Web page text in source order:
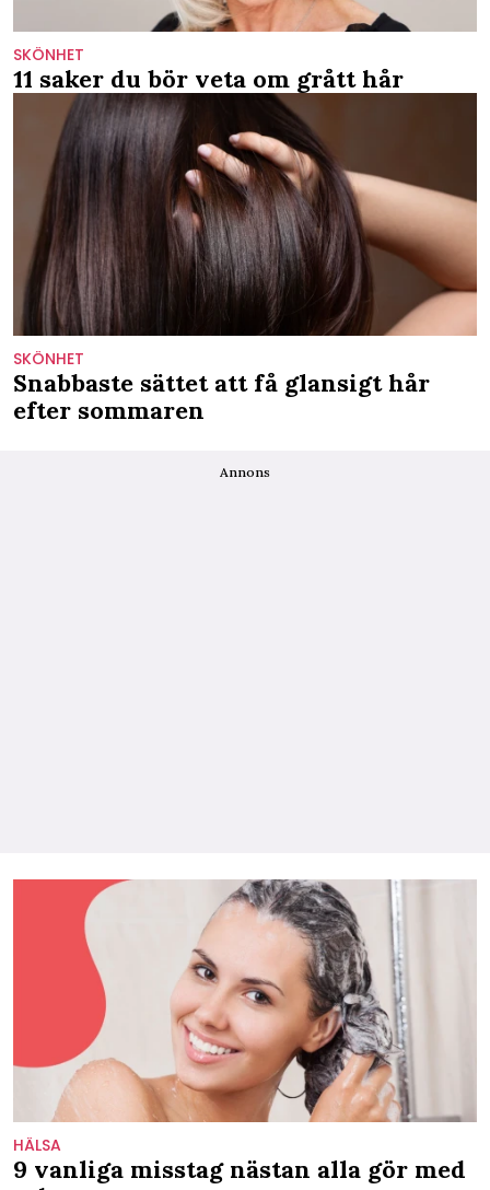
SKÖNHET
11 saker du bör veta om grått hår
SKÖNHET
Snabbaste sättet att få glansigt hår
efter sommaren
Annons
HÄLSA
9 vanliga misstag nästan alla gör med